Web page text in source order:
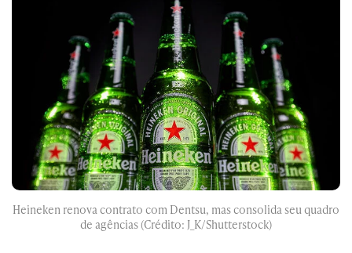
Heineken renova contrato com Dentsu, mas consolida seu quadro
de agências (Crédito: J_K/Shutterstock)